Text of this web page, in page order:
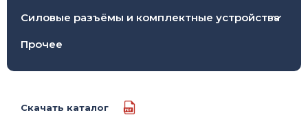
Силовые разъёмы и комплектные устройства
- Кабельные (переносные) вилки и розетки
Прочее
Скачать каталог